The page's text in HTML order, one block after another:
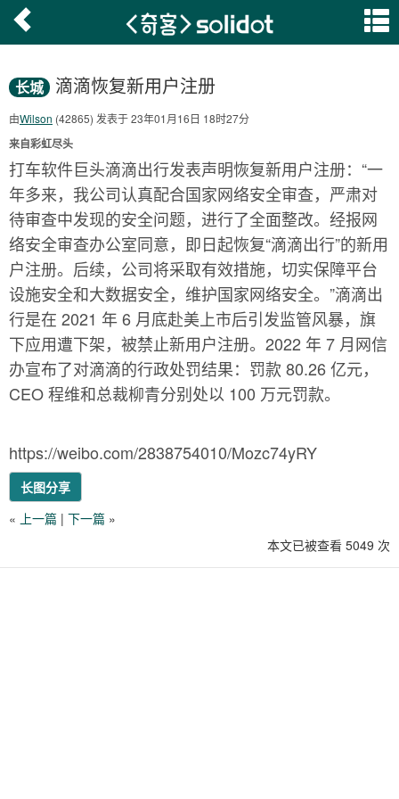
长城 滴滴恢复新用户注册
由Wilson (42865) 发表于 23年01月16日 18时27分
来自彩虹尽头
打车软件巨头滴滴出行发表声明恢复新用户注册：“一
年多来，我公司认真配合国家网络安全审查，严肃对
待审查中发现的安全问题，进行了全面整改。经报网
络安全审查办公室同意，即日起恢复“滴滴出行”的新用
户注册。后续，公司将采取有效措施，切实保障平台
设施安全和大数据安全，维护国家网络安全。”滴滴出
行是在 2021 年 6 月底赴美上市后引发监管风暴，旗
下应用遭下架，被禁止新用户注册。2022 年 7 月网信
办宣布了对滴滴的行政处罚结果：罚款 80.26 亿元，
CEO 程维和总裁柳青分别处以 100 万元罚款。
https://weibo.com/2838754010/Mozc74yRY
长图分享
« 上一篇 | 下一篇 »
本文已被查看 5049 次